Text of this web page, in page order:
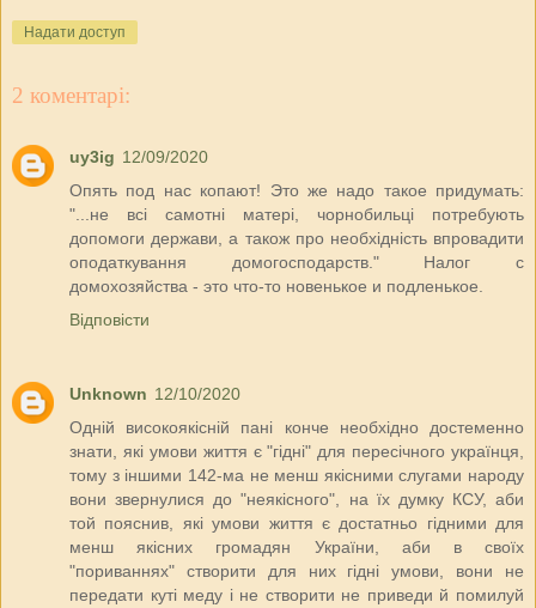
Надати доступ
2 коментарі:
uy3ig 12/09/2020
Опять под нас копают! Это же надо такое придумать:
"...не всі самотні матері, чорнобильці потребують
допомоги держави, а також про необхідність впровадити
оподаткування домогосподарств." Налог с
домохозяйства - это что-то новенькое и подленькое.
Відповісти
Unknown 12/10/2020
Одній високоякісній пані конче необхідно достеменно
знати, які умови життя є "гідні" для пересічного українця,
тому з іншими 142-ма не менш якісними слугами народу
вони звернулися до "неякісного", на їх думку КСУ, аби
той пояснив, які умови життя є достатньо гідними для
менш якісних громадян України, аби в своїх
"пориваннях" створити для них гідні умови, вони не
передати куті меду і не створити не приведи й помилуй